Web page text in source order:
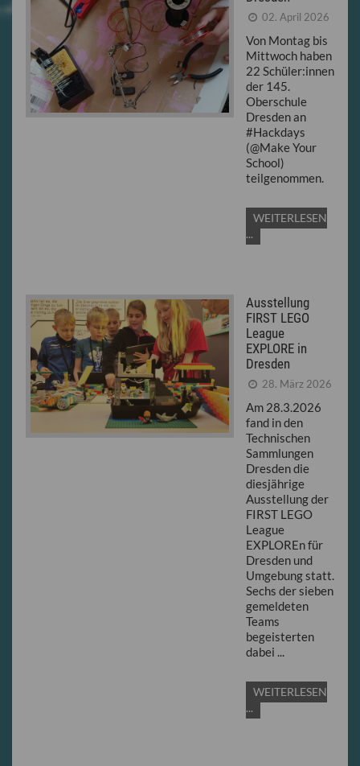
02. April 2026
Von Montag bis
Mittwoch haben
22 Schüler:innen
der 145.
Oberschule
Dresden an
#Hackdays
(@Make Your
School)
teilgenommen.
WEITERLESEN
...
Ausstellung
FIRST LEGO
League
EXPLORE in
Dresden
28. März 2026
Am 28.3.2026
fand in den
Technischen
Sammlungen
Dresden die
diesjährige
Ausstellung der
FIRST LEGO
League
EXPLOREn für
Dresden und
Umgebung statt.
Sechs der sieben
gemeldeten
Teams
begeisterten
dabei ...
WEITERLESEN
...